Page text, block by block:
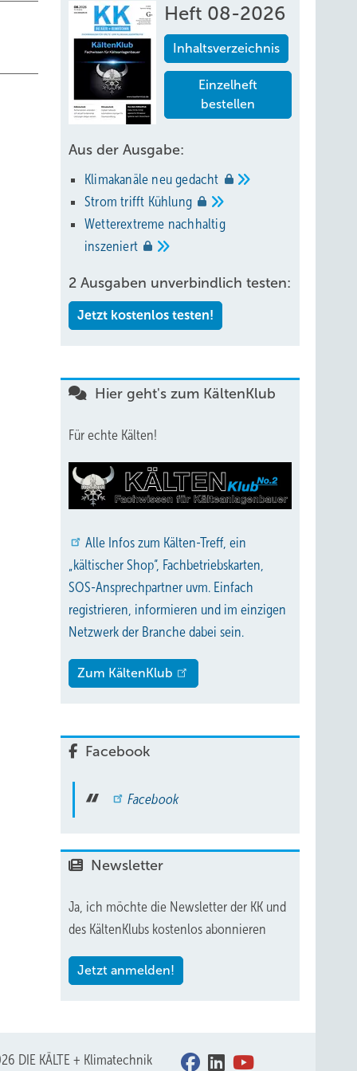
Heft 08-2026
Inhaltsverzeichnis
Einzelheft
bestellen
Aus der Ausgabe:
Klimakanäle neugedacht
Strom trifft Kühlung
Wetterextreme nachhaltig
inszeniert
2 Ausgaben unverbindlich testen:
Jetzt kostenlos testen!
Hier geht's zum KältenKlub
Für echte Kälten!
Alle Infos zum Kälten-Treff, ein
„kältischer Shop“, Fachbetriebskarten,
SOS-Ansprechpartner uvm. Einfach
registrieren, informieren und im einzigen
Netzwerk der Branche dabei sein.
Zum KältenKlub
Facebook
Facebook
Newsletter
Ja, ich möchte die Newsletter der KK und
des KältenKlubs kostenlos abonnieren
Jetzt anmelden!
DIE KÄLTE + Klimatechnik